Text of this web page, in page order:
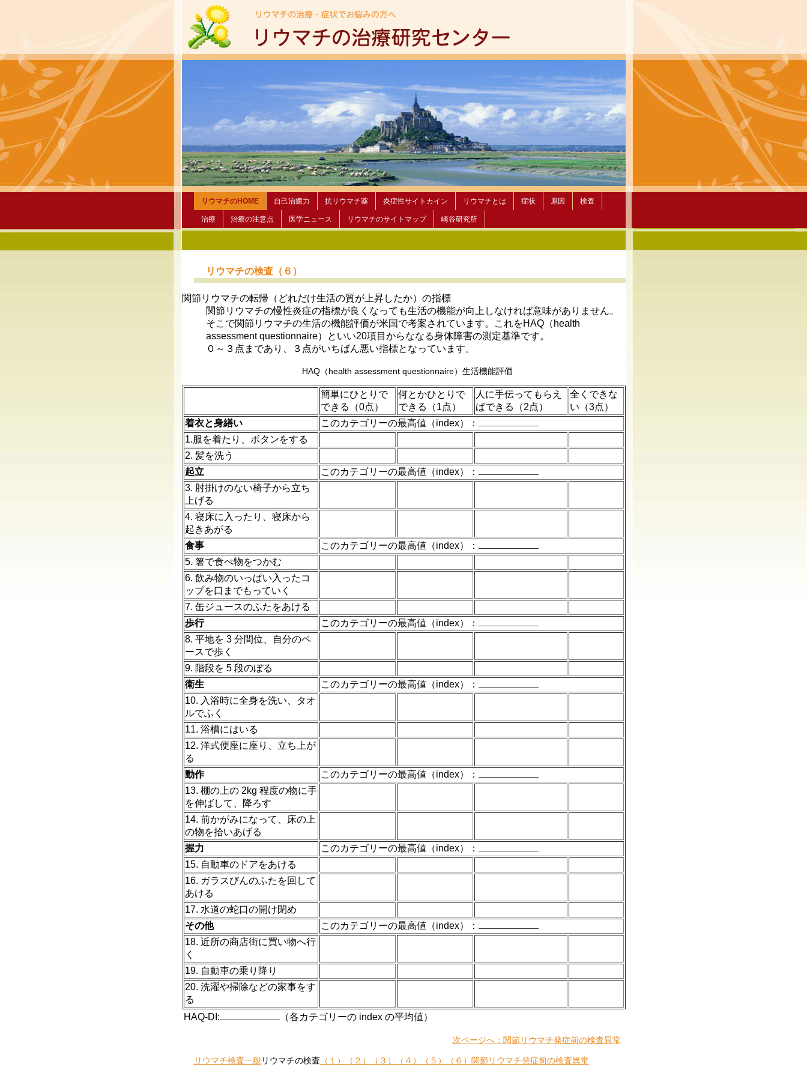
リウマチのHOME 自己治癒力 抗リウマチ薬 炎症性サイトカイン リウマチとは 症状 原因 検査
治療 治療の注意点 医学ニュース リウマチのサイトマップ 崎谷研究所
リウマチの検査（６）
関節リウマチの転帰（どれだけ生活の質が上昇したか）の指標
関節リウマチの慢性炎症の指標が良くなっても生活の機能が向上しなければ意味がありません。
そこで関節リウマチの生活の機能評価が米国で考案されています。これをHAQ（health
assessment questionnaire）といい20項目からななる身体障害の測定基準です。
０～３点まであり、３点がいちばん悪い指標となっています。
HAQ（health assessment questionnaire）生活機能評価
簡単にひとりで
できる（0点）
何とかひとりで
できる（1点）
人に手伝ってもらえ
ばできる（2点）
全くできな
い（3点）
着衣と身繕い
このカテゴリーの最高値（index）：
1.服を着たり、ボタンをする
2. 髪を洗う
起立
このカテゴリーの最高値（index）：
3. 肘掛けのない椅子から立ち
上げる
4. 寝床に入ったり、寝床から
起きあがる
食事
このカテゴリーの最高値（index）：
5. 箸で食べ物をつかむ
6. 飲み物のいっぱい入ったコ
ップを口までもっていく
7. 缶ジュースのふたをあける
歩行
このカテゴリーの最高値（index）：
8. 平地を 3 分間位、自分のペ
ースで歩く
9. 階段を 5 段のぼる
衛生
このカテゴリーの最高値（index）：
10. 入浴時に全身を洗い、タオ
ルでふく
11. 浴槽にはいる
12. 洋式便座に座り、立ち上が
る
動作
このカテゴリーの最高値（index）：
13. 棚の上の 2kg 程度の物に手
を伸ばして、降ろす
14. 前かがみになって、床の上
の物を拾いあげる
握力
このカテゴリーの最高値（index）：
15. 自動車のドアをあける
16. ガラスびんのふたを回して
あける
17. 水道の蛇口の開け閉め
その他
このカテゴリーの最高値（index）：
18. 近所の商店街に買い物へ行
く
19. 自動車の乗り降り
20. 洗濯や掃除などの家事をす
る
HAQ-DI:
（各カテゴリーの index の平均値）
次ページへ：関節リウマチ発症前の検査異常
リウマチ検査一般リウマチの検査 （１） （２） （３） （４） （５） （６） 関節リウマチ発症前の検査異常